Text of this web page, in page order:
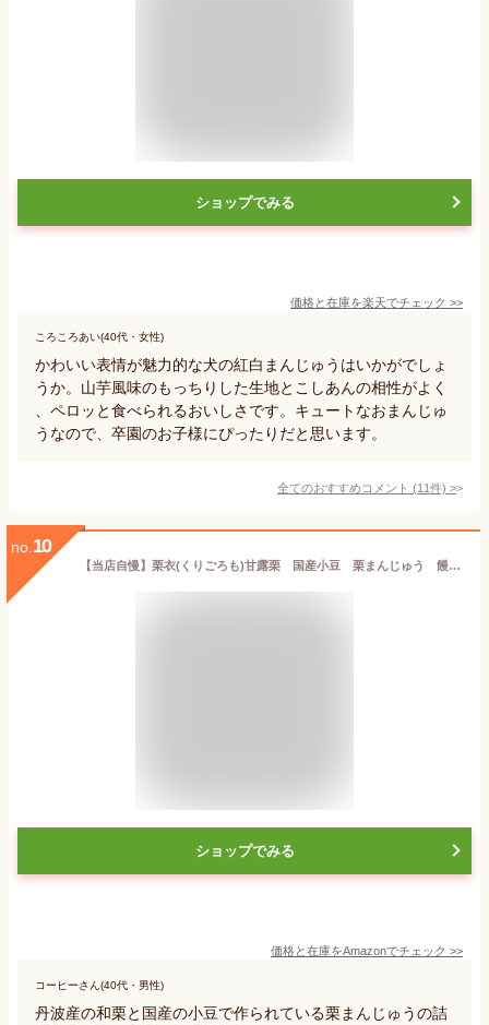
ショップでみる
価格と在庫を楽天でチェック >>
ころころあい(40代・女性)
かわいい表情が魅力的な犬の紅白まんじゅうはいかがでしょ
うか。山芋風味のもっちりした生地とこしあんの相性がよく
、ペロッと食べられるおいしさです。キュートなおまんじゅ
うなので、卒園のお子様にぴったりだと思います。
全てのおすすめコメント (11件) >
no. 10
【当店自慢】栗衣(くりごろも)甘露栗 国産小豆 栗まんじゅう 饅頭 お取寄せ
ショップでみる
価格と在庫をAmazonでチェック >>
コーヒーさん(40代・男性)
丹波産の和栗と国産の小豆で作られている栗まんじゅうの詰